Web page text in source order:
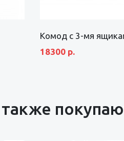
Комод с 3-мя
18300 р.